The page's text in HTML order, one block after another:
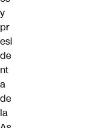
y
pr
esi
de
nt
a
de
la